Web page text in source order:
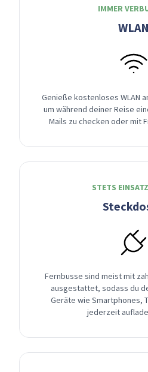
IMMER
WLAN
Genieße kostenloses WLAN
um während deiner Reise
Mails zu checken oder mit
STETS
Fernbusse sind meist mit
ausgestattet, sodass du
Geräte wie Smartphones,
jederzeit